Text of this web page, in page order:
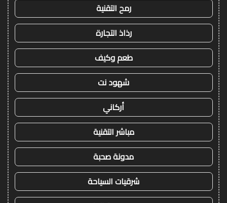
رمح التقنية
رذاذ التجارة
طعم وكيف
شهود نت
أركاني
مباشر التقنية
مدونة صحبة
شرقيات السياحة